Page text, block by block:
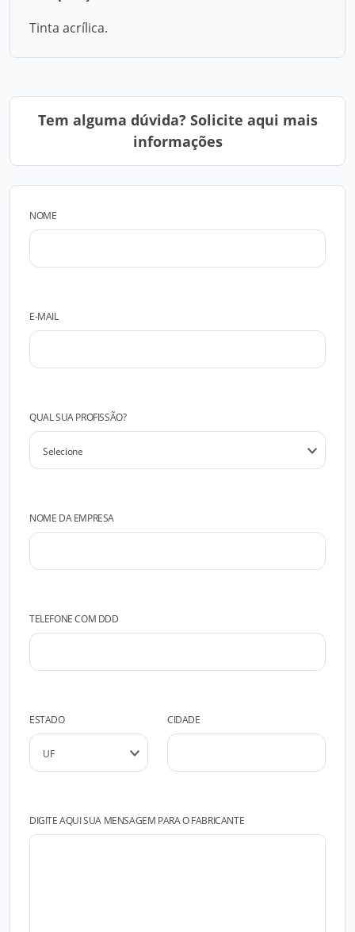
Tinta acrílica.
Tem alguma dúvida? Solicite aqui mais
informações
NOME
E-MAIL
QUAL SUA PROFISSÃO?
NOME DA EMPRESA
TELEFONE COM DDD
ESTADO CIDADE
DIGITE AQUI SUA MENSAGEM PARA O FABRICANTE